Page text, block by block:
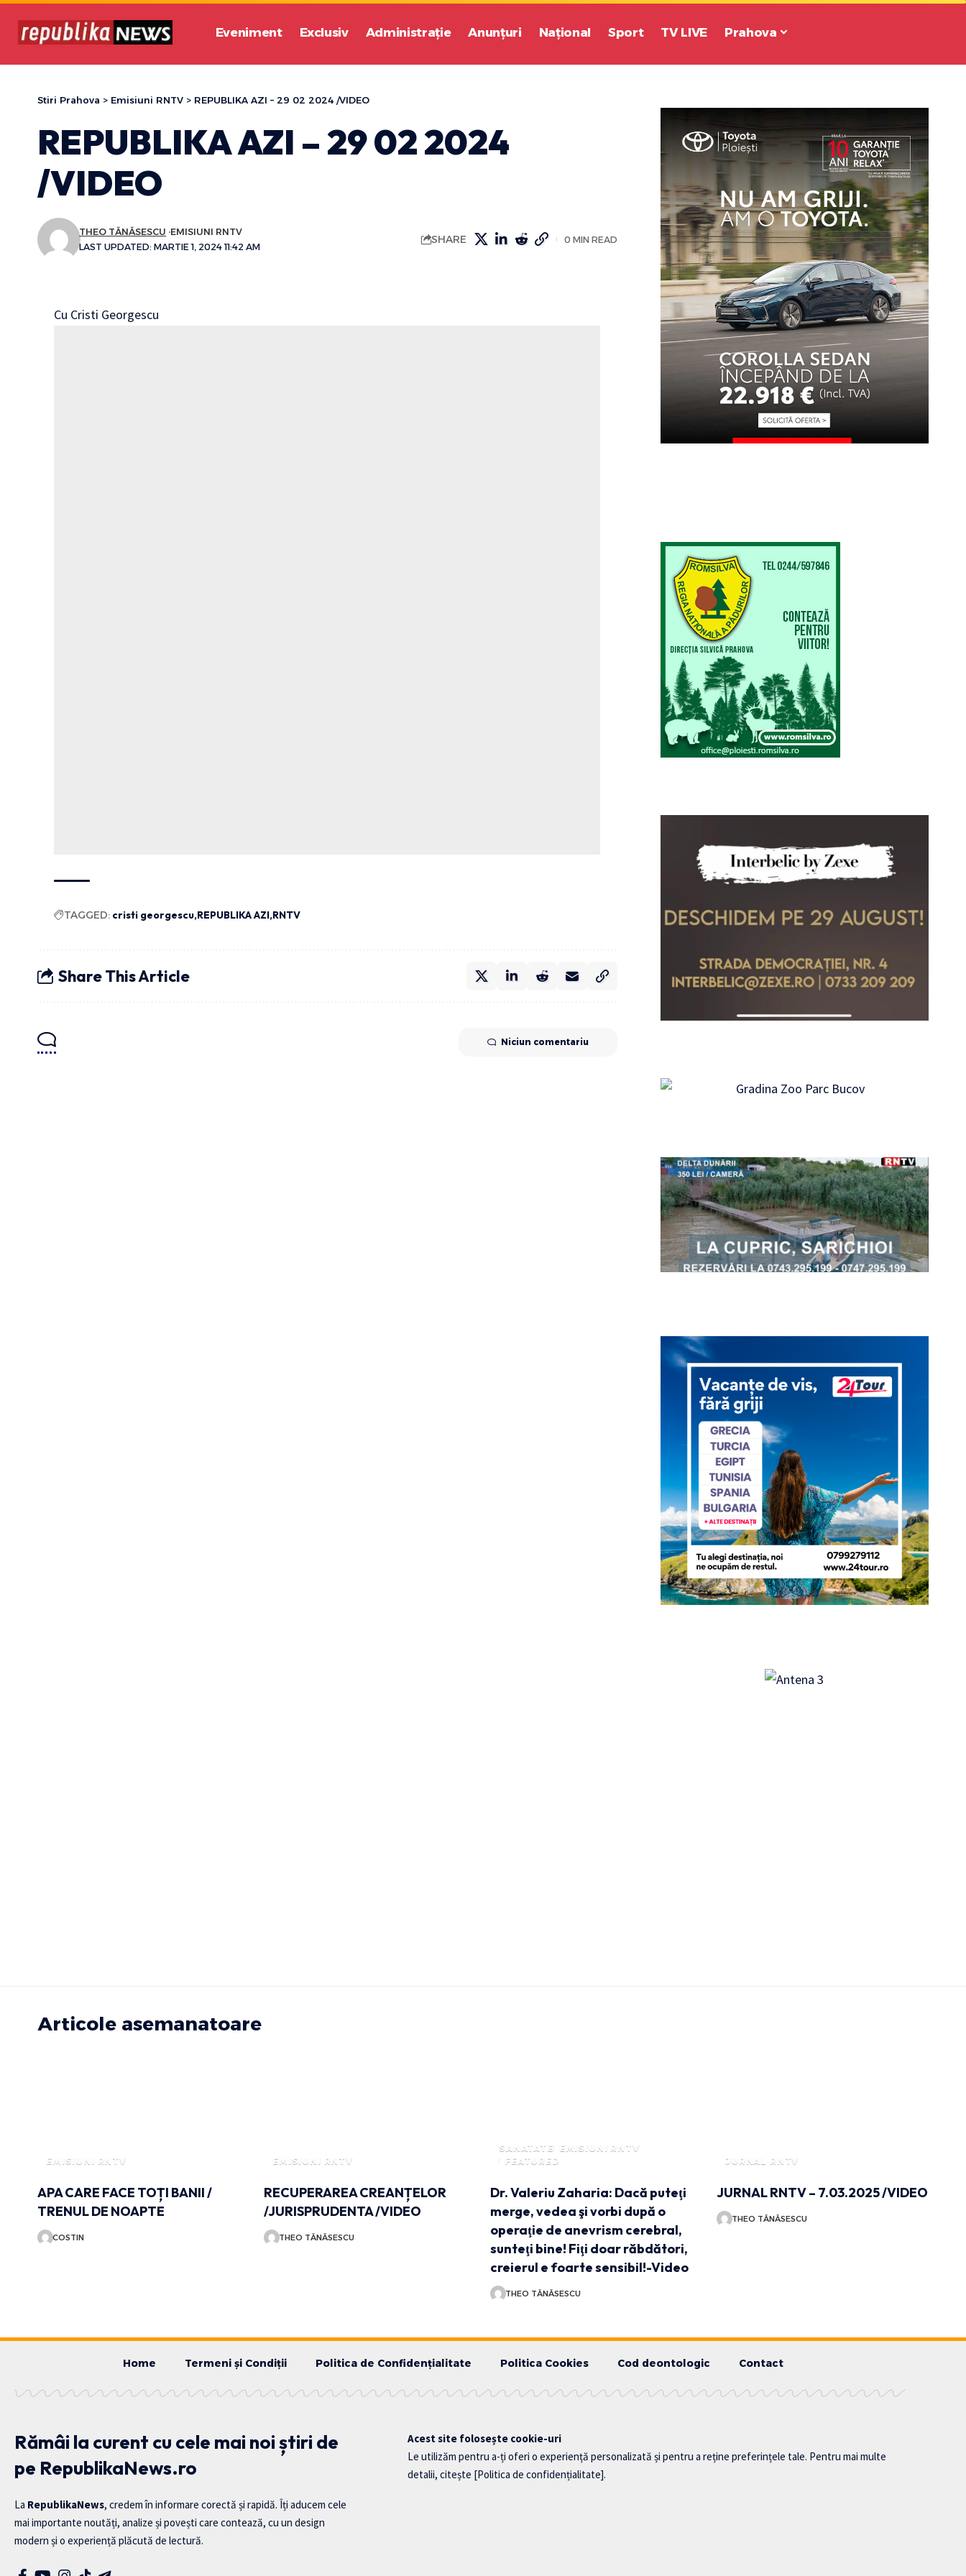
Eveniment Exclusiv Administrație Anunțuri Național Sport TV LIVE Prahova
Stiri Prahova > Emisiuni RNTV > REPUBLIKA AZI – 29 02 2024 /VIDEO
REPUBLIKA AZI – 29 02 2024
/VIDEO
LAST UPDATED: MARTIE 1, 2024 11:42 AM
THEO TĂNĂSESCU EMISIUNI RNTV
SHARE 0 MIN READ
Cu Cristi Georgescu
TAGGED: cristi georgescu REPUBLIKA AZI RNTV
Share This Article
Niciun comentariu
Articole asemanatoare
EMISIUNI RNTV
APA CARE FACE TOȚI BANII /
TRENUL DE NOAPTE
COSTIN
EMISIUNI RNTV
RECUPERAREA CREANȚELOR
/JURISPRUDENTA /VIDEO
THEO TĂNĂSESCU
SANATATE
EMISIUNI RNTV
FEATURED
Dr. Valeriu Zaharia: Dacă puteţi
merge, vedea şi vorbi după o
operaţie de anevrism cerebral,
sunteţi bine! Fiţi doar răbdători,
creierul e foarte sensibil!-Video
THEO TĂNĂSESCU
JURNAL RNTV
JURNAL RNTV – 7.03.2025 /VIDEO
THEO TĂNĂSESCU
Home Termeni și Condiții Politica de Confidențialitate Politica Cookies Cod deontologic Contact
Rămâi la curent cu cele mai noi știri de
pe RepublikaNews.ro
La RepublikaNews, credem în informare corectă și rapidă. Îți aducem cele
mai importante noutăți, analize și povești care contează, cu un design
modern și o experiență plăcută de lectură.
Acest site folosește cookie-uri
Le utilizăm pentru a-ți oferi o experiență personalizată și pentru a reține preferințele tale. Pentru mai multe
detalii, citește [Politica de confidențialitate].